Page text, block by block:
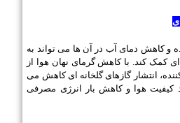
و کاهش دمای آب در آن ها می تواند به
کمک کند. با کاهش گرمای نهان هوا از
انتشار گازهای گلخانه ای کاهش می
کیفیت هوا و کاهش بار انرژی مصرفی